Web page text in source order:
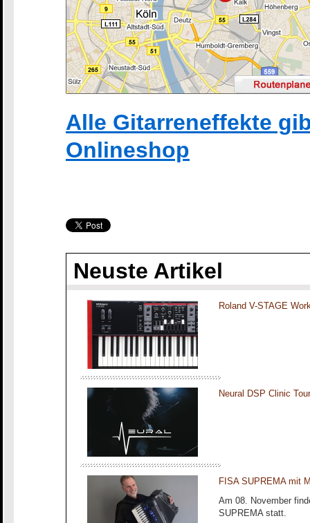
Alle Gitarreneffekte
Onlineshop
Neuste Artikel
Roland V-STAGE
Neural DSP Clinic
FISA SUPREMA mit
Am 08. November
SUPREMA statt.